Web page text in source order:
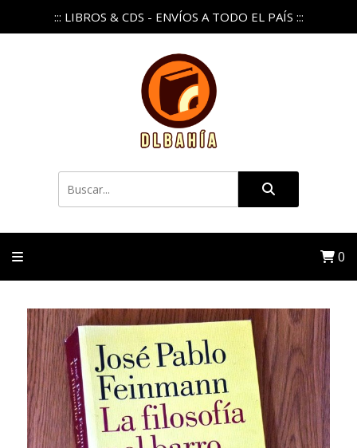
::: LIBROS & CDS - ENVÍOS A TODO EL PAÍS :::
0